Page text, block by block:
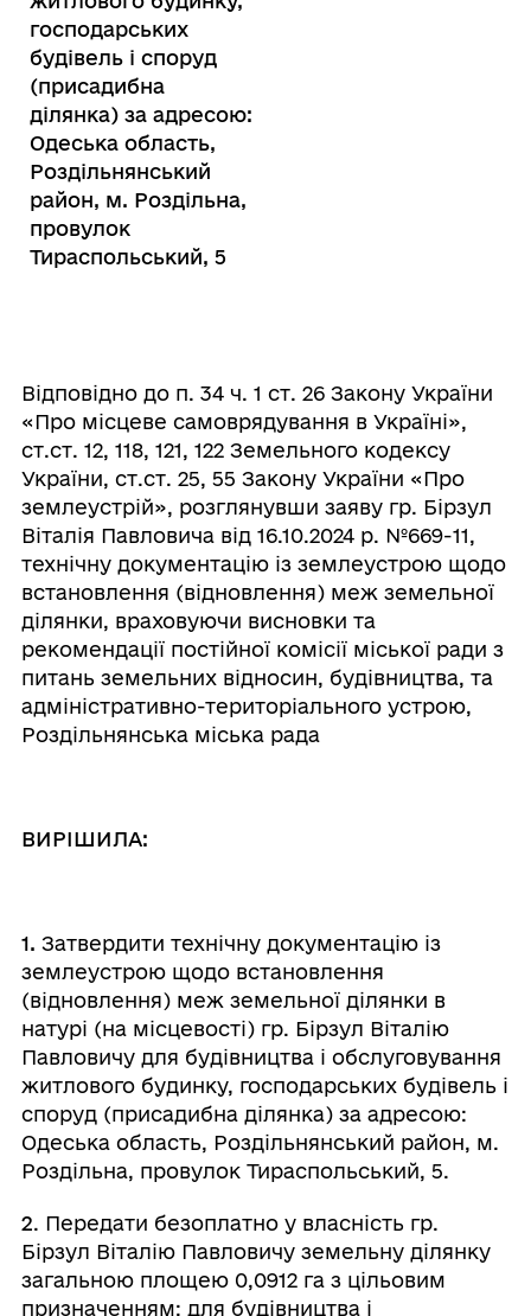
господарських
будівель і споруд
(присадибна
ділянка) за адресою:
Одеська область,
Роздільнянський
район, м. Роздільна,
провулок
Тираспольський, 5
Відповідно до п. 34 ч. 1 ст. 26 Закону України
«Про місцеве самоврядування в Україні»,
ст.ст. 12, 118, 121, 122 Земельного кодексу
України, ст.ст. 25, 55 Закону України «Про
землеустрій», розглянувши заяву гр. Бірзул
Віталія Павловича від 16.10.2024 р. №669-11,
технічну документацію із землеустрою щодо
встановлення (відновлення) меж земельної
ділянки, враховуючи висновки та
рекомендації постійної комісії міської ради з
питань земельних відносин, будівництва, та
адміністративно-територіального устрою,
Роздільнянська міська рада
ВИРІШИЛА:
1. Затвердити технічну документацію із
землеустрою щодо встановлення
(відновлення) меж земельної ділянки в
натурі (на місцевості) гр. Бірзул Віталію
Павловичу для будівництва і обслуговування
житлового будинку, господарських будівель і
споруд (присадибна ділянка) за адресою:
Одеська область, Роздільнянський район, м.
Роздільна, провулок Тираспольський, 5.
2. Передати безоплатно у власність гр.
Бірзул Віталію Павловичу земельну ділянку
загальною площею 0,0912 га з цільовим
призначенням: для будівництва і